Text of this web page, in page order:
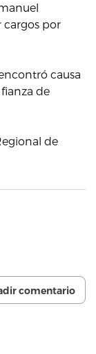
cargos por
causa
de
de
comentario